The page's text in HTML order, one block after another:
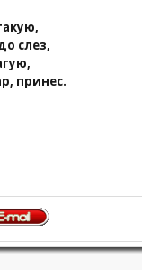
слез,
принес.